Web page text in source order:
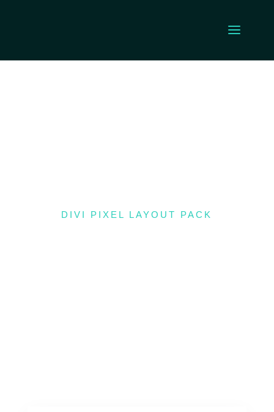
DIVI PIXEL LAYOUT PACK